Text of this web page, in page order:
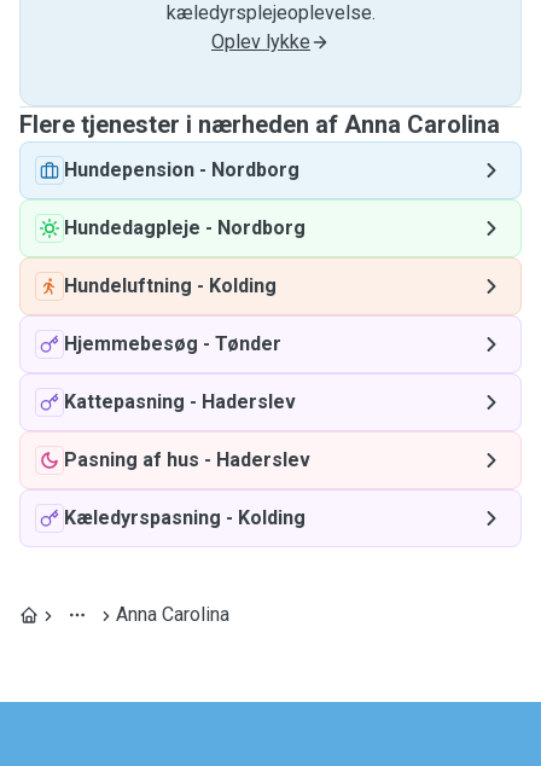
kæledyrsplejeoplevelse.
Oplev lykke
Flere tjenester i nærheden af ​​Anna Carolina
Hundepension - Nordborg
Hundedagpleje - Nordborg
Hundeluftning - Kolding
Hjemmebesøg - Tønder
Kattepasning - Haderslev
Pasning af hus - Haderslev
Kæledyrspasning - Kolding
Anna Carolina